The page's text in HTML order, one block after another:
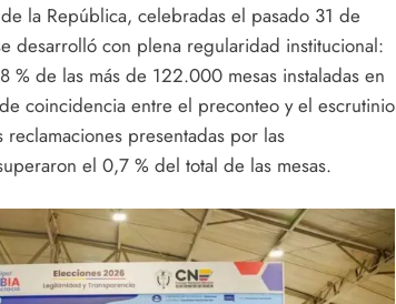
la República, celebradas el pasado 31 de
desarrolló con plena regularidad institucional:
% de las más de 122.000 mesas instaladas en
coincidencia entre el preconteo y el escrutinio
presentadas por las
el 0,7 % del total de las mesas.